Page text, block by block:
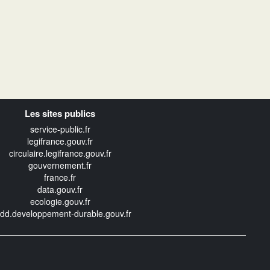
Les sites publics
service-public.fr
legifrance.gouv.fr
circulaire.legifrance.gouv.fr
gouvernement.fr
france.fr
data.gouv.fr
ecologie.gouv.fr
durable.gouv.fr